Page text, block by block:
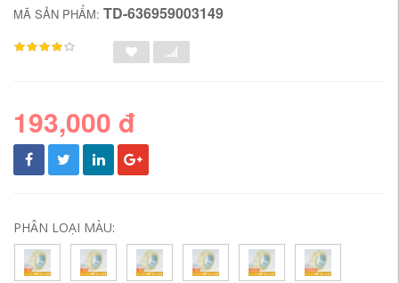
MÃ SẢN PHẨM: TD-636959003149
193,000 đ
PHÂN LOẠI MÀU: